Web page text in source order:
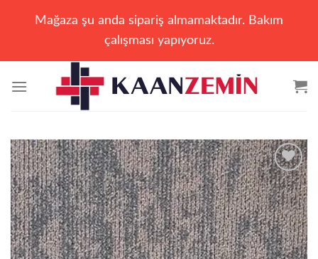
Mağaza şu anda sipariş almamaktadır. Bakım
çalışması yapıyoruz.
atla
Add to
wishlist